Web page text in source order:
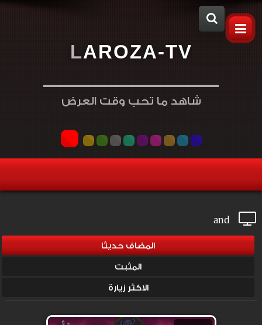
LAROZA-TV
شاهد ما تحب وقت العرض
المضاف حديثا
المثبت
الاكثر زيارة